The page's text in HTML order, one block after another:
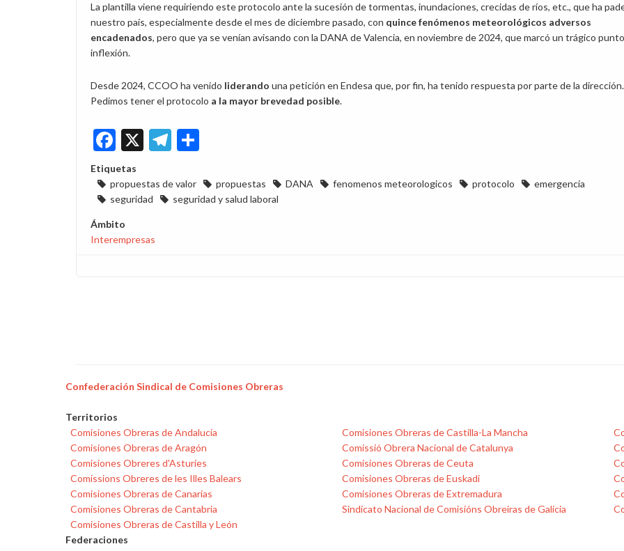
La plantilla viene requiriendo este protocolo ante la sucesión de tormentas, inundaciones, crecidas de ríos, etc., que ha
nuestro país, especialmente desde el mes de diciembre pasado, con quince fenómenos meteorológicos adversos
encadenados, pero que ya se venían avisando con la DANA de Valencia, en noviembre de 2024, que marcó un trágico
inflexión.
Desde 2024, CCOO ha venido liderando una petición en Endesa que, por fin, ha tenido respuesta por parte de la dirección.
Pedimos tener el protocolo a la mayor brevedad posible.
Facebook
X Telegram
Etiquetas
propuestas de valor
propuestas DANA fenomenos meteorologicos protocolo
emergencia
seguridad
seguridad y salud laboral
Ámbito
Interempresas
Confederación Sindical de Comisiones Obreras
Territorios
Comisiones Obreras de Andalucía
Comisiones Obreras de Aragón
Comisiones Obreres d'Asturies
Comissions Obreres de les Illes Balears
Comisiones Obreras de Canarias
Comisiones Obreras de Cantabria
Comisiones Obreras de Castilla y León
Comisiones Obreras de Castilla-La Mancha
Comissió Obrera Nacional de Catalunya
Comisiones Obreras de Ceuta
Comisiones Obreras de Euskadi
Comisiones Obreras de Extremadura
Sindicato Nacional de Comisións Obreiras de Galicia
Federaciones